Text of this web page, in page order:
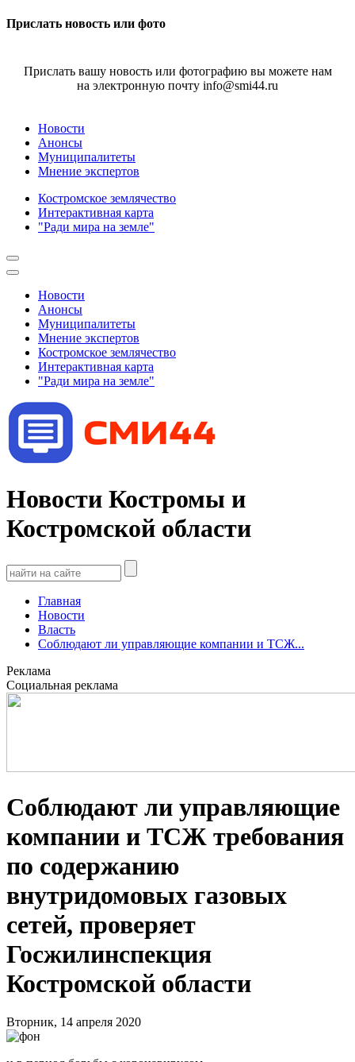
Прислать новость или фото
Прислать вашу новость или фотографию вы можете нам
на электронную почту info@smi44.ru
Новости
Анонсы
Муниципалитеты
Мнение экспертов
Костромское землячество
Интерактивная карта
"Ради мира на земле"
Новости
Анонсы
Муниципалитеты
Мнение экспертов
Костромское землячество
Интерактивная карта
"Ради мира на земле"
Новости Костромы и
Костромской области
Главная
Новости
Власть
Соблюдают ли управляющие компании и ТСЖ...
Реклама
Социальная реклама
Соблюдают ли управляющие
компании и ТСЖ требования
по содержанию
внутридомовых газовых
сетей, проверяет
Госжилинспекция
Костромской области
Вторник, 14 апреля 2020